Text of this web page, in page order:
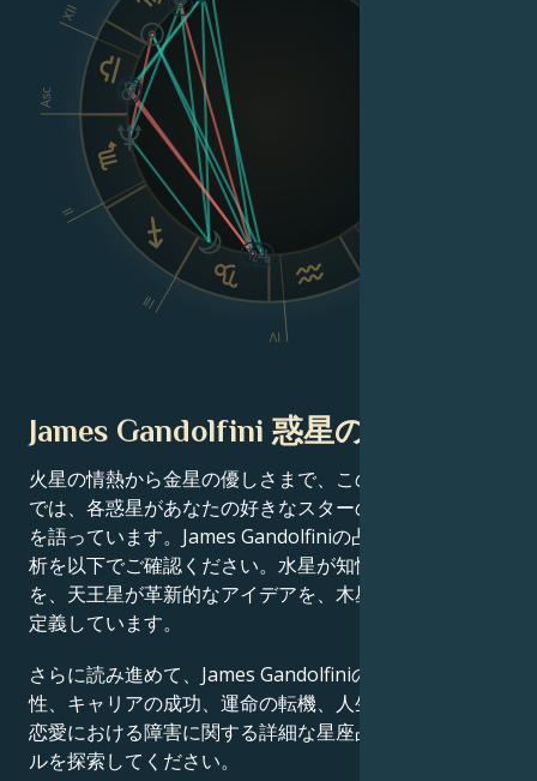
Asc
II
III
IV
XII
James Gandolfini 惑星の位置
火星の情熱から金星の優しさまで、この有名人の出生図
では、各惑星があなたの好きなスターの成功物語の一端
を語っています。James Gandolfiniの占星術チャート分
析を以下でご確認ください。水星が知性を、土星が規律
を、天王星が革新的なアイデアを、木星が運をそれぞれ
定義しています。
さらに読み進めて、James Gandolfiniの才能、カリスマ
性、キャリアの成功、運命の転機、人生の道筋、そして
恋愛における障害に関する詳細な星座占いのプロフィー
ルを探索してください。